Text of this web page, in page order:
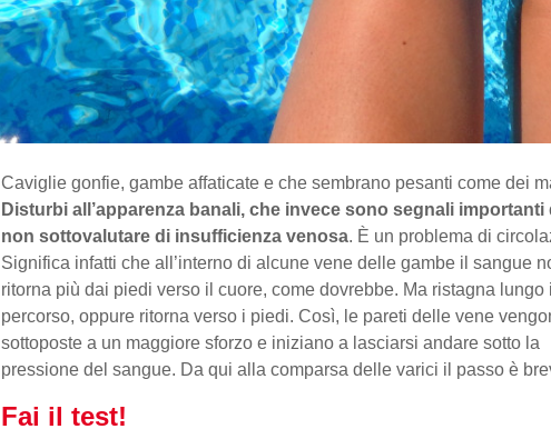
Caviglie gonfie, gambe affaticate e che sembrano pesanti come dei
Disturbi all’apparenza banali, che invece sono segnali importanti
non sottovalutare di insufficienza venosa. È un problema di
Significa infatti che all’interno di alcune vene delle gambe il sangue
ritorna più dai piedi verso il cuore, come dovrebbe. Ma ristagna lungo il
percorso, oppure ritorna verso i piedi. Così, le pareti delle vene
sottoposte a un maggiore sforzo e iniziano a lasciarsi andare sotto la
pressione del sangue. Da qui alla comparsa delle varici il passo è
Fai il test!